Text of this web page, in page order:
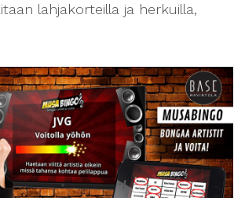
lahjakorteilla ja herkuilla,